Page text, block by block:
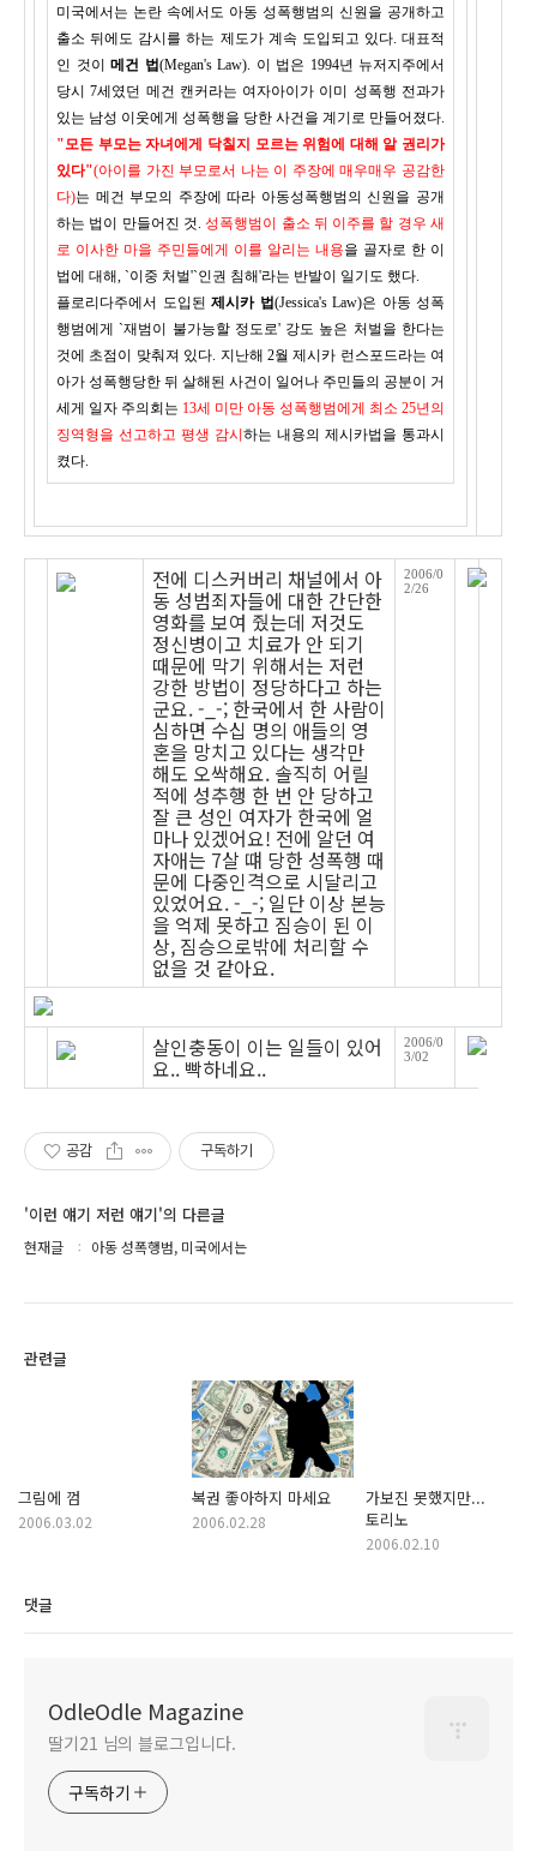
미국에서는 논란 속에서도 아동 성폭행범의 신원을 공개하고
출소 뒤에도 감시를 하는 제도가 계속 도입되고 있다. 대표적
인 것이 메건 법(Megan's Law). 이 법은 1994년 뉴저지주에서
당시 7세였던 메건 캔커라는 여자아이가 이미 성폭행 전과가
있는 남성 이웃에게 성폭행을 당한 사건을 계기로 만들어졌다.
"모든 부모는 자녀에게 닥칠지 모르는 위험에 대해 알 권리가
있다"(아이를 가진 부모로서 나는 이 주장에 매우매우 공감한
다)는 메건 부모의 주장에 따라 아동성폭행범의 신원을 공개
하는 법이 만들어진 것.성폭행범이 출소 뒤 이주를 할 경우 새
로 이사한 마을 주민들에게 이를 알리는 내용을 골자로 한 이
법에 대해, `이중 처벌'`인권 침해'라는 반발이 일기도 했다.
플로리다주에서 도입된 제시카 법(Jessica's Law)은 아동 성폭
행범에게 `재범이 불가능할 정도로' 강도 높은 처벌을 한다는
것에 초점이 맞춰져 있다. 지난해 2월 제시카 런스포드라는 여
아가 성폭행당한 뒤 살해된 사건이 일어나 주민들의 공분이 거
세게 일자 주의회는 13세 미만 아동 성폭행범에게 최소 25년의
징역형을 선고하고 평생 감시 하는 내용의 제시카법을 통과시
켰다.
전에 디스커버리 채널에서 아
동 성범죄자들에 대한 간단한
영화를 보여 줬는데 저것도
정신병이고 치료가 안 되기
때문에 막기 위해서는 저런
강한 방법이 정당하다고 하는
군요. -_-; 한국에서 한 사람이
심하면 수십 명의 애들의 영
혼을 망치고 있다는 생각만
해도 오싹해요. 솔직히 어릴
적에 성추행 한 번 안 당하고
잘 큰 성인 여자가 한국에 얼
마나 있겠어요! 전에 알던 여
자애는 7살 떄 당한 성폭행 때
문에 다중인격으로 시달리고
있었어요. -_-; 일단 이상 본능
을 억제 못하고 짐승이 된 이
상, 짐승으로밖에 처리할 수
없을 것 같아요.
2006/0
2/26
살인충동이 이는 일들이 있어
요.. 빡하네요..
2006/0
3/02
공감 구독하기
'이런 얘기 저런 얘기'의 다른글
현재글 아동 성폭행범, 미국에서는
관련글
그림에 껌
2006.03.02
복권 좋아하지 마세요
2006.02.28
가보진 못했지만...
토리노
2006.02.10
댓글
OdleOdle Magazine
딸기21 님의 블로그입니다.
구독하기